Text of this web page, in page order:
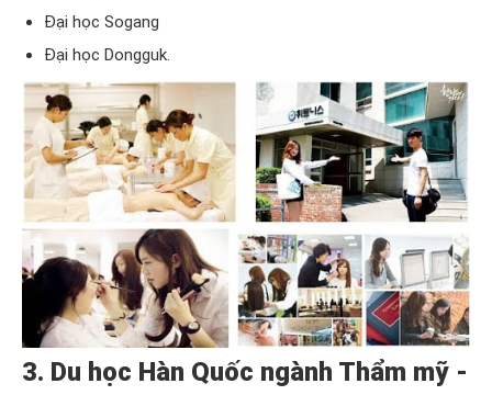
Đại học Sogang
Đại học Dongguk.
3. Du học Hàn Quốc ngành Thẩm mỹ -